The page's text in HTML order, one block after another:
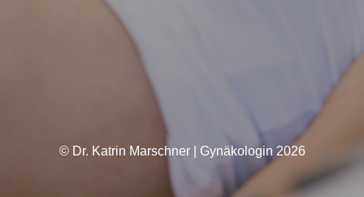
© Dr. Katrin Marschner | Gynäkologin 2026